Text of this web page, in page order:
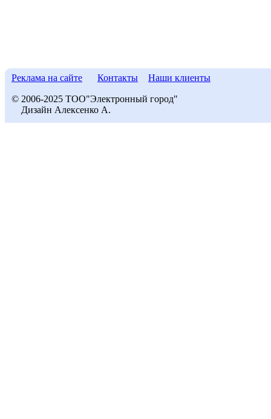
Реклама на сайте Контакты Наши клиенты
© 2006-2025 ТОО"Электронный город"
Дизайн Алексенко А.